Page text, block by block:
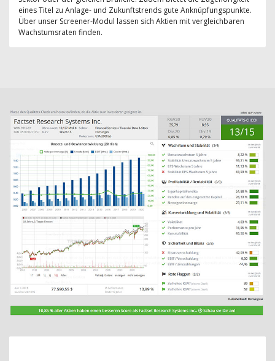
eines Titel zu Anlage- und Zukunftstrends gute Anknüpfungspunkte.
Über unser Screener-Modul lassen sich Aktien mit vergleichbaren
Wachstumsraten finden.